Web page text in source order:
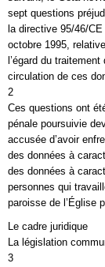
sept questions
la directive 95/46/
octobre 1995,
l’égard du
circulation de ces
2
Ces questions ont
pénale poursuivie
accusée d’avoir
des données à
des données à
personnes qui
paroisse de l’Église
Le cadre juridique
La législation
3